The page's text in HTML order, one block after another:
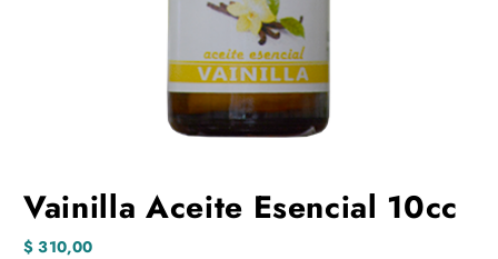
Vainilla Aceite Esencial 10cc
$ 310,00